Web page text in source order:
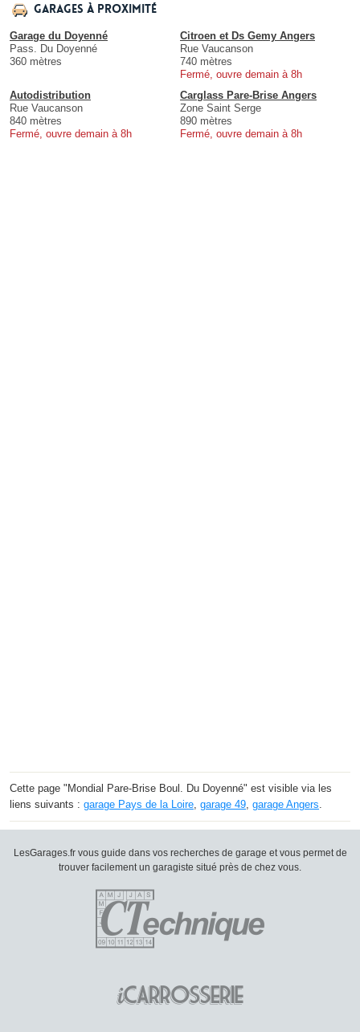
Garages à proximité
Garage du Doyenné
Pass. Du Doyenné
360 mètres
Citroen et Ds Gemy Angers
Rue Vaucanson
740 mètres
Fermé, ouvre demain à 8h
Autodistribution
Rue Vaucanson
840 mètres
Fermé, ouvre demain à 8h
Carglass Pare-Brise Angers
Zone Saint Serge
890 mètres
Fermé, ouvre demain à 8h
Cette page "Mondial Pare-Brise Boul. Du Doyenné" est visible via les
liens suivants : garage Pays de la Loire garage 49 garage Angers
LesGarages.fr vous guide dans vos recherches de garage et vous permet de
trouver facilement un garagiste situé près de chez vous.